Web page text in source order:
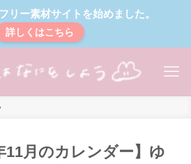
リー素材サイトを始めました。
詳しくはこちら
11月のカレンダー】ゆ